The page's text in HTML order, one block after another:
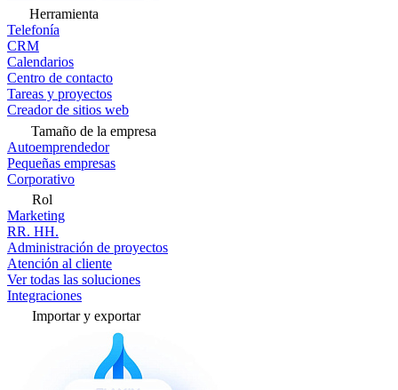
Herramienta
Telefonía
CRM
Calendarios
Centro de contacto
Tareas y proyectos
Creador de sitios web
Tamaño de la empresa
Autoemprendedor
Pequeñas empresas
Corporativo
Rol
Marketing
RR. HH.
Administración de proyectos
Atención al cliente
Ver todas las soluciones
Integraciones
Importar y exportar